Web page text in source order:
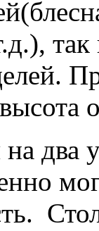
так
два